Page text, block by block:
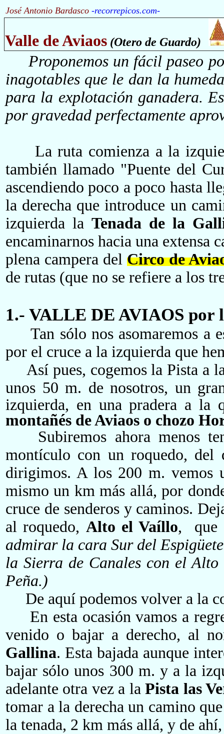
José Antonio Bardasco -recorrepicos.com-
Valle de Aviaos (Otero de Guardo)
Proponemos un fácil paseo
inagotables que le dan la
para la explotación ganadera.
por gravedad perfectamente
La ruta comienza a la
también llamado "Puente del
ascendiendo poco a poco hasta
la derecha que introduce un
izquierda la Tenada de la
encaminarnos hacia una extensa
plena campera delCirco de
de rutas (que no se refiere a los
1.- VALLE DE AVIAOS por
Tan sólo nos asomaremos a
por el cruce a la izquierda que
Así pues, cogemos la Pista a
unos 50 m. de nosotros, un
izquierda, en una pradera a la
montañés de Aviaos o chozo
Subiremos ahora menos
montículo con un roquedo, del
dirigimos. A los 200 m. vemos
mismo un km más allá, por
cruce de senderos y caminos.
al roquedo, Alto el Vaíllo, que
admirar la cara Sur del
la Sierra de Canales con el
Peña.)
De aquí podemos volver a la
En esta ocasión vamos a
venido o bajar a derecho, al
Gallina. Esta bajada aunque
bajar sólo unos 300 m. y a la
adelante otra vez a laPista las
tomar a la derecha un camino
la tenada, 2 km más allá, y de